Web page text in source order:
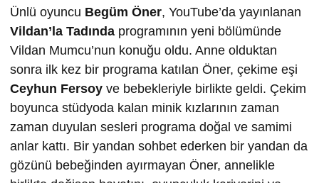
Ünlü oyuncu Begüm Öner, YouTube’da yayınlanan
Vildan’la Tadında programının yeni bölümünde
Vildan Mumcu’nun konuğu oldu. Anne olduktan
sonra ilk kez bir programa katılan Öner, çekime eşi
Ceyhun Fersoy ve bebekleriyle birlikte geldi. Çekim
boyunca stüdyoda kalan minik kızlarının zaman
zaman duyulan sesleri programa doğal ve samimi
anlar kattı. Bir yandan sohbet ederken bir yandan da
gözünü bebeğinden ayırmayan Öner, annelikle